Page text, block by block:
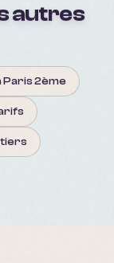
autres
Paris 2ème